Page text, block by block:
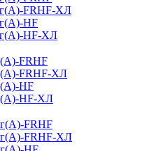
FRHF-ХЛ
HF
HF-ХЛ
FRHF
FRHF-ХЛ
HF
HF-ХЛ
FRHF
FRHF-ХЛ